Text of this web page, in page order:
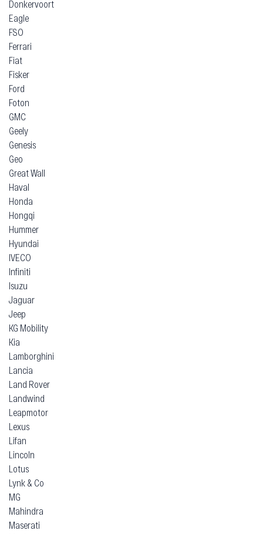
Donkervoort
Eagle
FSO
Ferrari
Fiat
Fisker
Ford
Foton
GMC
Geely
Genesis
Geo
Great Wall
Haval
Honda
Hongqi
Hummer
Hyundai
IVECO
Infiniti
Isuzu
Jaguar
Jeep
KG Mobility
Kia
Lamborghini
Lancia
Land Rover
Landwind
Leapmotor
Lexus
Lifan
Lincoln
Lotus
Lynk & Co
MG
Mahindra
Maserati